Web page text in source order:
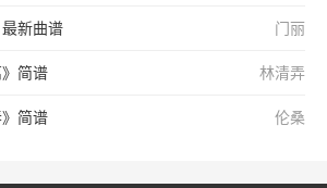
门丽
最新曲谱
林清弄
》简谱
伦桑
》简谱